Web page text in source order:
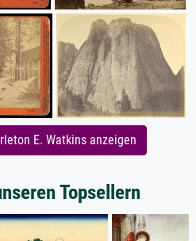
E. Watkins anzeigen
Topsellern